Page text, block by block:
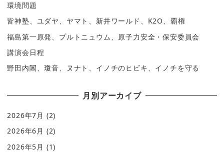
環境問題
皆神塾、ユダヤ、ヤマト、新井ワールド、K2O、覇権
福島第一原発、プルトニュウム、原子力安全・保安委員会
講演会日程
野田内閣、瓊音、ヌナト、イノチのヒビキ、イノチを守る
月別アーカイブ
2026年7月 (2)
2026年6月 (2)
2026年5月 (1)